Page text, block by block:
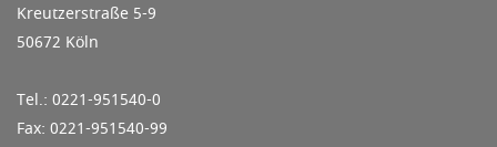
Kreutzerstraße 5-9
50672 Köln
Tel.: 0221-951540-0
Fax: 0221-951540-99